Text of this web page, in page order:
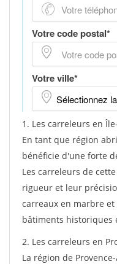
1. Les carreleurs en
En tant que région
bénéficie d'une forte
Les carreleurs de
rigueur et leur
carreaux en marbre
bâtiments historiques
2. Les carreleurs en
La région de